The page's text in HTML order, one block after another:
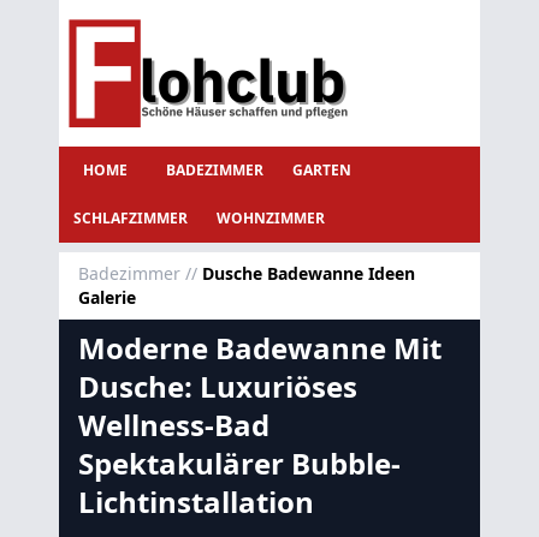
HOME BADEZIMMER GARTEN
SCHLAFZIMMER WOHNZIMMER
Badezimmer // Dusche Badewanne Ideen
Galerie
Moderne Badewanne Mit
Dusche: Luxuriöses
Wellness-Bad
Spektakulärer Bubble-
Lichtinstallation